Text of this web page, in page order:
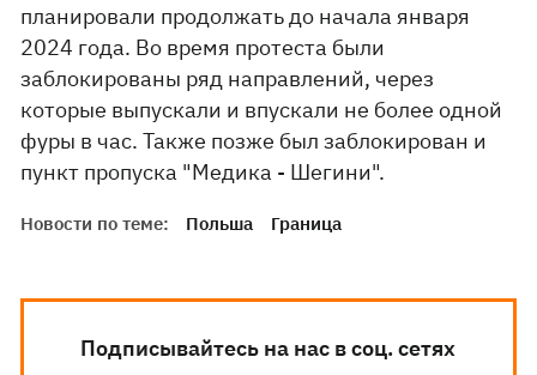
планировали продолжать до начала января
2024 года. Во время протеста были
заблокированы ряд направлений, через
которые выпускали и впускали не более одной
фуры в час. Также позже был заблокирован и
пункт пропуска "Медика - Шегини".
Новости по теме: Польша Граница
Подписывайтесь на нас в соц. сетях